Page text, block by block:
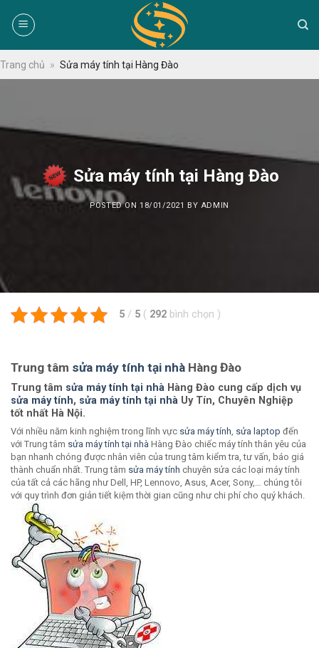
Trang chủ » Sửa máy tính tại Hàng Đào
Sửa máy tính tại Hàng Đào
POSTED ON 18/01/2021 BY ADMIN
5 / 5 ( 292 bình chọn )
Trung tâm sửa máy tính tại nhà Hàng Đào
Trung tâm sửa máy tính tại nhà Hàng Đào cung cấp dịch vụ
sửa máy tính, sửa máy tính tại nhà Uy Tín, Chuyên Nghiệp
tốt nhất Hà Nội.
Với nhiều năm kinh nghiệm trong lĩnh vực sửa máy tính sửa laptop đến
với Trung tâm sửa máy tính tại nhà Hàng Đào chiếc máy tính thân yêu của
bạn nhanh chóng được nhân viên của trung tâm kiểm tra, tư vấn, báo giá
thành chuẩn nhất. Trung tâm sửa máy tính chuyên sửa các loại máy tính
của tất cả các hãng như Dell, HP, Lennovo, Asus, Acer, Sony,… chúng tôi
với quy trình đơn giản tiết kiệm thời gian cũng như chi phí cho quý khách.